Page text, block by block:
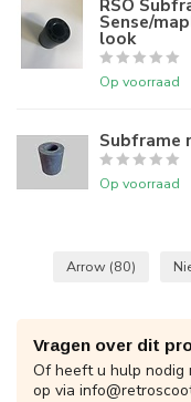
RSO
Sense/
look
Op voorraad
Subframe
Op voorraad
Arrow (80)
Vragen over dit
Of heeft u hulp nodig
op via